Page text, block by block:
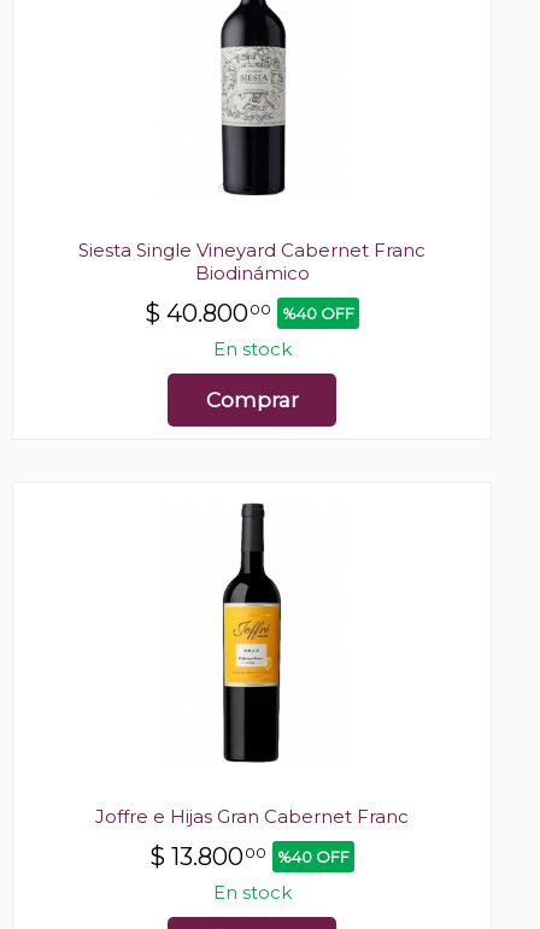
Siesta Single Vineyard Cabernet Franc
Biodinámico
$ 40.80000 %40 OFF
En stock
Comprar
Joffre e Hijas Gran Cabernet Franc
$ 13.80000 %40 OFF
En stock